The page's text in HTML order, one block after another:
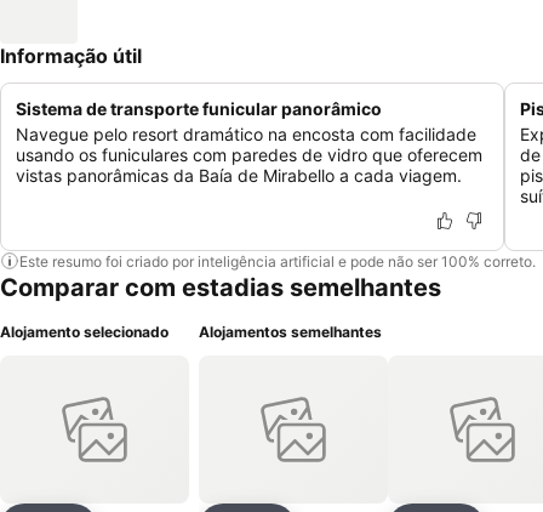
Informação útil
Sistema de transporte funicular panorâmico
Navegue pelo resort dramático na encosta com facilidade
usando os funiculares com paredes de vidro que oferecem
vistas panorâmicas da Baía de Mirabello a cada viagem.
Este resumo foi criado por inteligência artificial e pode não ser 100% correto.
Comparar com estadias semelhantes
Alojamento selecionado Alojamentos semelhantes